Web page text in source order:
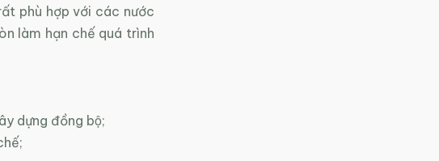
phù hợp với các nước
làm hạn chế quá trình
dựng đồng bộ;